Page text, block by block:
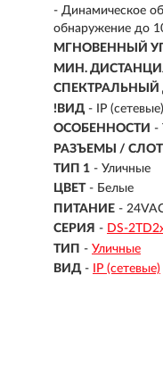
- Динамическое
обнаружение до
МГНОВЕННЫЙ
МИН.
СПЕКТРАЛЬНЫЙ
!ВИД - IP (сетевые)
ОСОБЕННОСТИ -
РАЗЪЕМЫ /
ТИП 1 - Уличные
ЦВЕТ - Белые
ПИТАНИЕ -
СЕРИЯ - DS-
ТИП - Уличные
ВИД - IP (сетевые)